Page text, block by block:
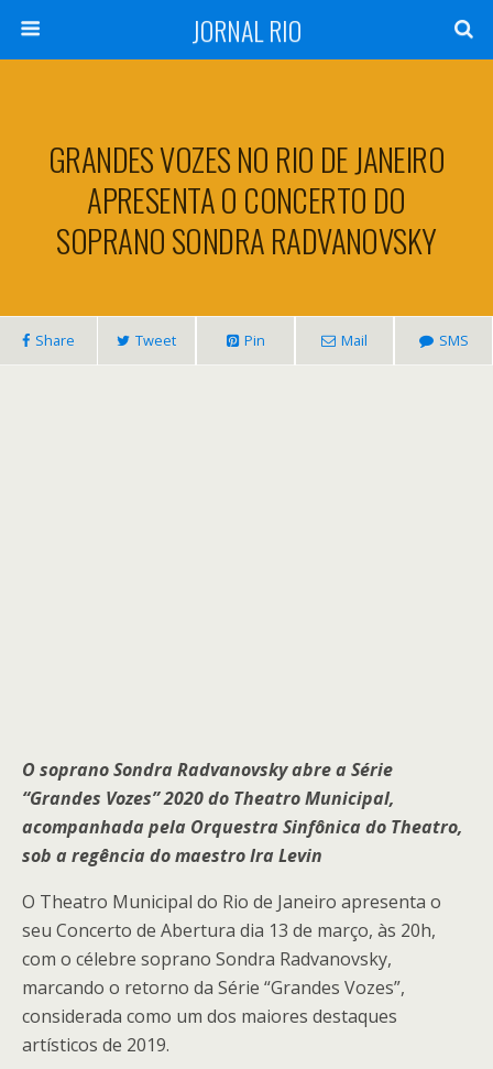
JORNAL RIO
GRANDES VOZES NO RIO DE JANEIRO
APRESENTA O CONCERTO DO
SOPRANO SONDRA RADVANOVSKY
Share Tweet Pin Mail SMS
O soprano Sondra Radvanovsky abre a Série
“Grandes Vozes” 2020 do Theatro Municipal,
acompanhada pela Orquestra Sinfônica do Theatro,
sob a regência do maestro Ira Levin
O Theatro Municipal do Rio de Janeiro apresenta o
seu Concerto de Abertura dia 13 de março, às 20h,
com o célebre soprano Sondra Radvanovsky,
marcando o retorno da Série “Grandes Vozes”,
considerada como um dos maiores destaques
artísticos de 2019.